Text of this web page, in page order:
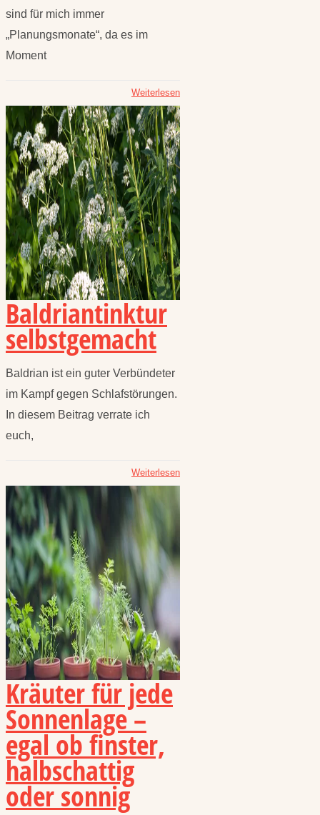
sind für mich immer
„Planungsmonate“, da es im
Moment
Weiterlesen
Baldriantinktur
selbstgemacht
Baldrian ist ein guter Verbündeter
im Kampf gegen Schlafstörungen.
In diesem Beitrag verrate ich
euch,
Weiterlesen
Kräuter für jede
Sonnenlage –
egal ob finster,
halbschattig
oder sonnig